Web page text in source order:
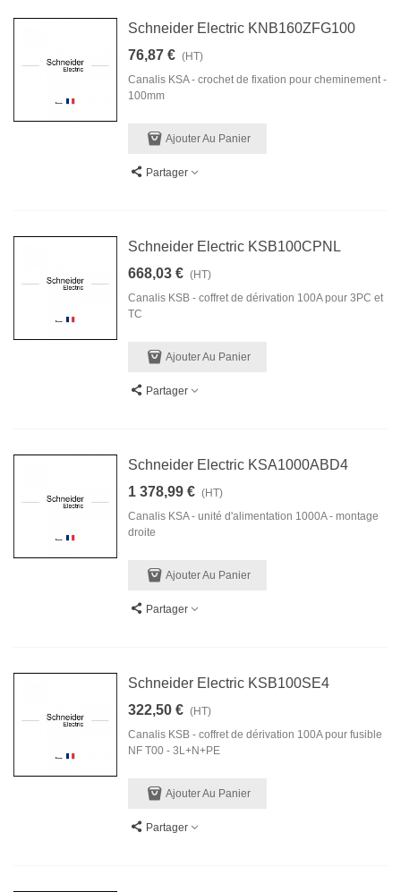
Schneider Electric KNB160ZFG100
76,87 € (HT)
Canalis KSA - crochet de fixation pour cheminement -
100mm
Ajouter Au Panier
Partager
Schneider Electric KSB100CPNL
668,03 € (HT)
Canalis KSB - coffret de dérivation 100A pour 3PC et
TC
Ajouter Au Panier
Partager
Schneider Electric KSA1000ABD4
1 378,99 € (HT)
Canalis KSA - unité d'alimentation 1000A - montage
droite
Ajouter Au Panier
Partager
Schneider Electric KSB100SE4
322,50 € (HT)
Canalis KSB - coffret de dérivation 100A pour fusible
NF T00 - 3L+N+PE
Ajouter Au Panier
Partager